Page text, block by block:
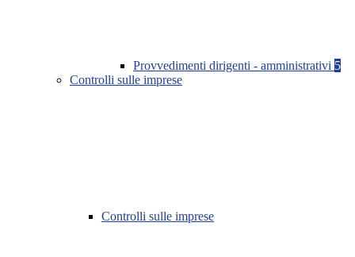
Provvedimenti dirigenti - amministrativi 5
Controlli sulle imprese
Controlli sulle imprese